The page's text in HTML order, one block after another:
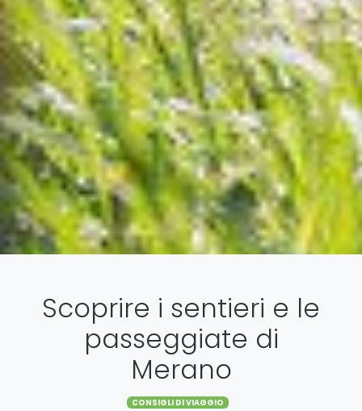
Scoprire i sentieri e le
passeggiate di
Merano
Categories
CONSIGLI DI VIAGGIO